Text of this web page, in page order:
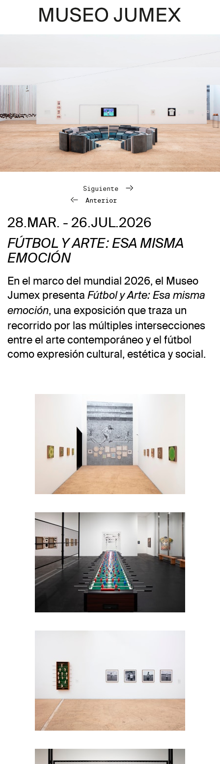
Siguiente
Anterior
28.MAR. - 26.JUL.2026
FÚTBOL Y ARTE: ESA MISMA
EMOCIÓN
En el marco del mundial 2026, el Museo
Jumex presenta Fútbol y Arte: Esa misma
emoción, una exposición que traza un
recorrido por las múltiples intersecciones
entre el arte contemporáneo y el fútbol
como expresión cultural, estética y social.
Foto: Ramiro Chaves